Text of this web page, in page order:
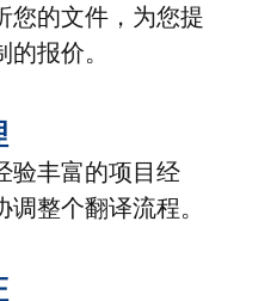
您的文件，为您提
报价。
验丰富的项目经
调整个翻译流程。